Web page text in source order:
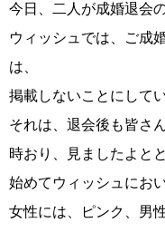
ウィッシュの婚活メソ
今日、二人が成婚退会
ウィッシュでは、ご成
は、
掲載しないことにしてい
それは、退会後も皆さ
時おり、見ましたよと
始めてウィッシュにお
女性には、ピンク、男